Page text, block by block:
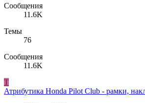
Сообщения
11.6K
Темы
76
Сообщения
11.6K
T
Атрибутика Honda Pilot Club - рамки,